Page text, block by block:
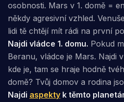
osobnosti. Mars v 1. domě =
někdy agresivní vzhled.
lidi tě chtějí mít rádi na první
Najdi vládce 1. domu. Pokud
Beranu, vládce je Mars. Najdi
kde je, tam se hraje hodně
domě? Tvůj domov a rodina
Najdi aspekty k těmto